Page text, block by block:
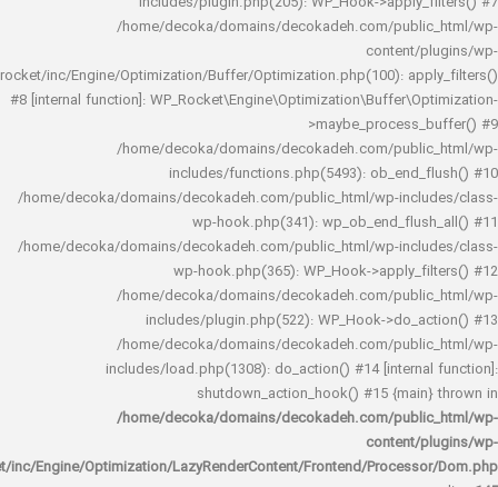
/home/decoka/domains/decokadeh.com/
rocket/inc/Engine/Optimization/Buffer/Optimization.php(100):
#8 [internal function]:
/home/decoka/domains/decokadeh.com/
includes/functions.php(5493):
/home/decoka/domains/decokadeh.com/public_html/wp-
wp-hook.php(341):
/home/decoka/domains/decokadeh.com/public_html/wp-
wp-hook.php(365): WP_Hook-
/home/decoka/domains/decokadeh.com/
includes/plugin.php(522): WP_Hook-
/home/decoka/domains/decokadeh.com/
includes/load.php(1308): do_action() #14
shutdown_action_hook() #15
/home/decoka/domains/decokadeh.com/
rocket/inc/Engine/Optimization/LazyRenderContent/Frontend/